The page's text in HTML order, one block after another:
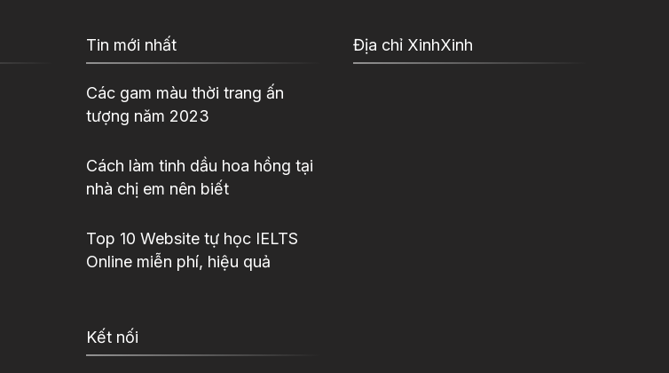
Tin mới nhất
Các gam màu thời trang ấn
tượng năm 2023
Cách làm tinh dầu hoa hồng tại
nhà chị em nên biết
Top 10 Website tự học IELTS
Online miễn phí, hiệu quả
Kết nối
Địa chỉ XinhXinh